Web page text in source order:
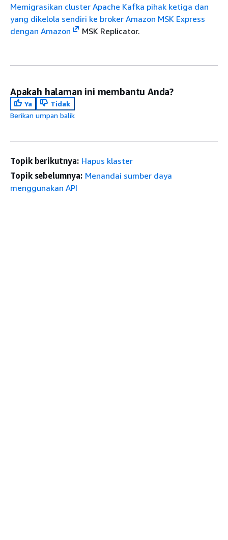
Memigrasikan cluster Apache Kafka pihak ketiga dan
yang dikelola sendiri ke broker Amazon MSK Express
dengan Amazon
MSK Replicator.
Apakah halaman ini membantu Anda?
Ya
Tidak
Berikan umpan balik
Topik berikutnya: Hapus klaster
Topik sebelumnya: Menandai sumber daya
menggunakan API